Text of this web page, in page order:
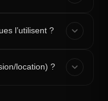
l’utilisent ?
location) ?